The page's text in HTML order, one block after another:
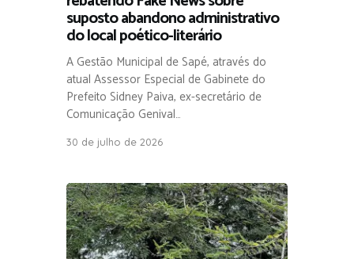
suposto abandono administrativo
do local poético-literário
A Gestão Municipal de Sapé, através do
atual Assessor Especial de Gabinete do
Prefeito Sidney Paiva, ex-secretário de
Comunicação Genival…
30 de julho de 2026